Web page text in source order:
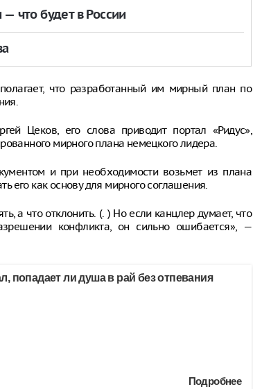
что будет в России
что разработанный им мирный план по
Цеков, его слова приводит портал «Ридус»,
мирного плана немецкого лидера.
и при необходимости возьмет из плана
его как основу для мирного соглашения.
а что отклонить. (. ) Но если канцлер думает, что
конфликта, он сильно ошибается», —
попадает ли душа в рай без отпевания
Подробнее